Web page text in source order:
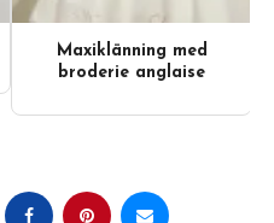
Maxiklänning med
broderie anglaise